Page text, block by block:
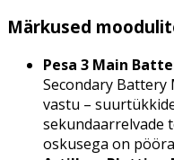
Märkused
Pesa 3 Main
Secondary Battery
vastu –
sekundaarrelvade
oskusega on